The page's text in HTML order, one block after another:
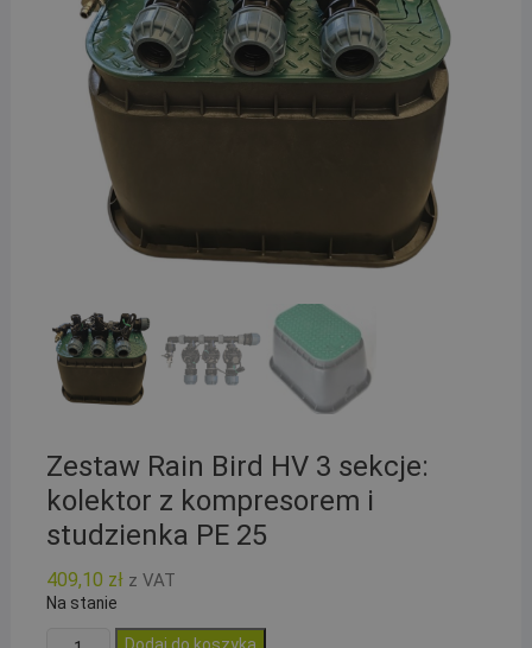
Zestaw Rain Bird HV 3 sekcje:
kolektor z kompresorem i
studzienka PE 25
409,10 zł z VAT
Na stanie
ilość
Dodaj do koszyka